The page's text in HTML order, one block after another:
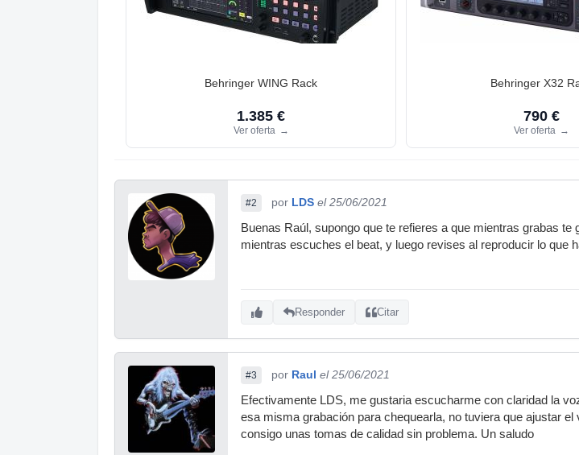
Behringer WING Rack
1.385 €
Ver oferta →
Behringer X32
790 €
Ver oferta →
#2 por LDS el 25/06/2021
Buenas Raúl, supongo que te refieres a que mientras grabas
mientras escuches el beat, y luego revises al reproducir lo que
Responder Citar
#3 por Raul el 25/06/2021
Efectivamente LDS, me gustaria escucharme con claridad la
esa misma grabación para chequearla, no tuviera que ajustar
consigo unas tomas de calidad sin problema. Un saludo